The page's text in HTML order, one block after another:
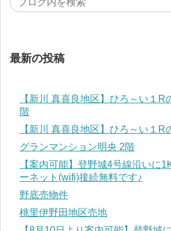
最新の投稿
【新川 真喜良地区】ひろ～い１
階
【新川 真喜良地区】ひろ～い１
グランマンション明央 2階
【案内可能】登野城4号線沿いに
ーネット(wifi)接続無料です♪
野底売物件
桃里伊野田地区売地